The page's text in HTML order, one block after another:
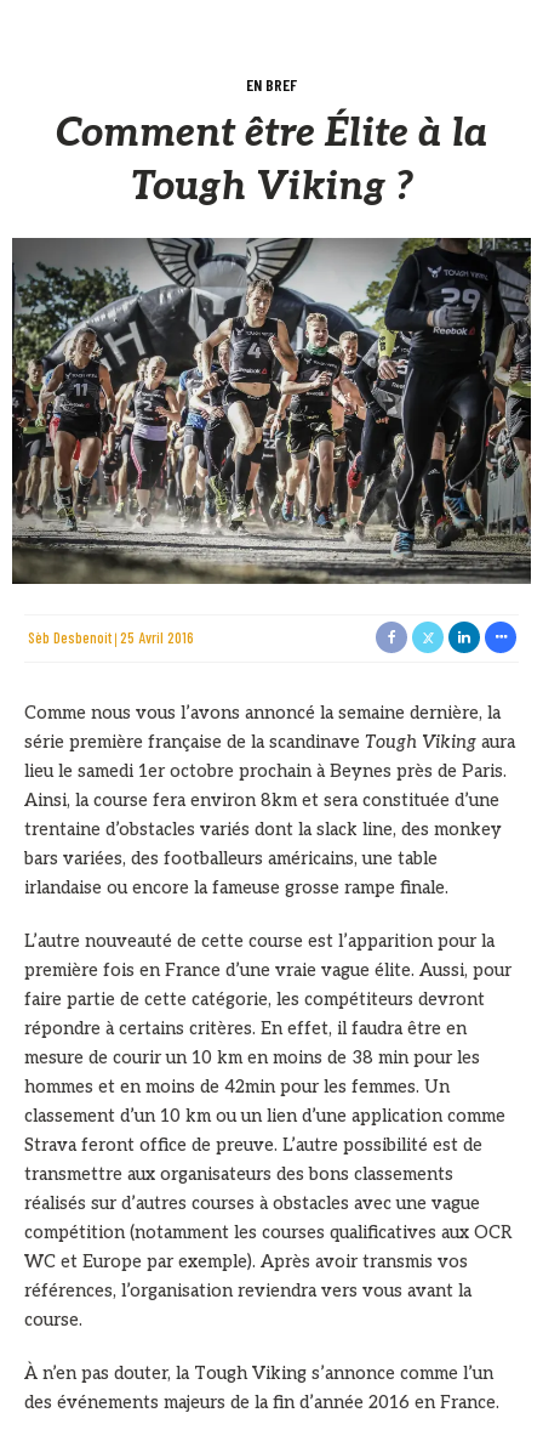
EN BREF
Comment être Élite à la
Tough Viking ?
Sèb Desbenoit 25 Avril 2016
Comme nous vous l’avons annoncé la semaine dernière, la
série première française de la scandinave Tough Viking aura
lieu le samedi 1er octobre prochain à Beynes près de Paris.
Ainsi, la course fera environ 8km et sera constituée d’une
trentaine d’obstacles variés dont la slack line, des monkey
bars variées, des footballeurs américains, une table
irlandaise ou encore la fameuse grosse rampe finale.
L’autre nouveauté de cette course est l’apparition pour la
première fois en France d’une vraie vague élite. Aussi, pour
faire partie de cette catégorie, les compétiteurs devront
répondre à certains critères. En effet, il faudra être en
mesure de courir un 10 km en moins de 38 min pour les
hommes et en moins de 42min pour les femmes. Un
classement d’un 10 km ou un lien d’une application comme
Strava feront office de preuve. L’autre possibilité est de
transmettre aux organisateurs des bons classements
réalisés sur d’autres courses à obstacles avec une vague
compétition (notamment les courses qualificatives aux OCR
WC et Europe par exemple). Après avoir transmis vos
références, l’organisation reviendra vers vous avant la
course.
À n’en pas douter, la Tough Viking s’annonce comme l’un
des événements majeurs de la fin d’année 2016 en France.